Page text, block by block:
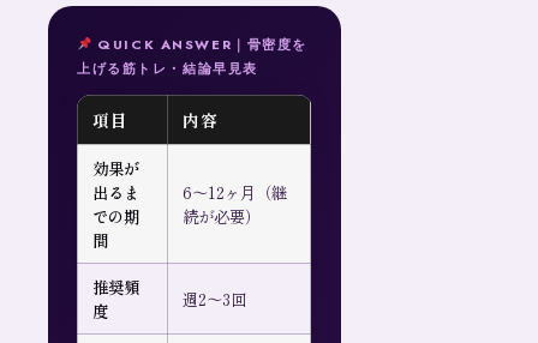
QUICK ANSWER｜骨密度を
上げる筋トレ・結論早見表
項目
内容
効果が
出るま
での期
間
6〜12ヶ月（継
続が必要）
推奨頻
度
週2〜3回